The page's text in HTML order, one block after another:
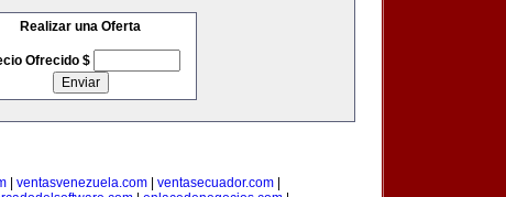
Realizar una Oferta
Ofrecido $
| ventasvenezuela.com| ventasecuador.com|